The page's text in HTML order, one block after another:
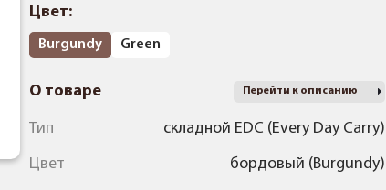
Цвет:
Burgundy Green
О товаре Перейти к описанию
Тип складной EDC (Every Day Carry)
Цвет бордовый (Burgundy)